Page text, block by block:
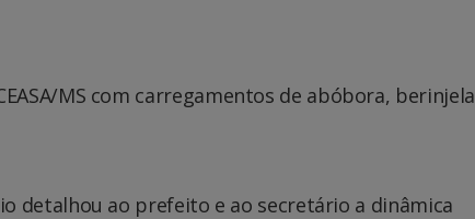
MS com carregamentos de abóbora, berinjela
detalhou ao prefeito e ao secretário a dinâmica